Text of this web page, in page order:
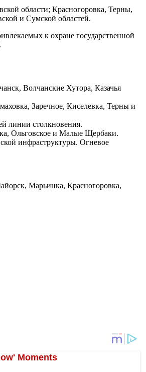
области; Красногоровка, Терны,
и Сумской областей.
к охране государственной
Волчанские Хутора, Казачья
Заречное, Киселевка, Терны и
линии столкновения.
Ольговское и Малые Щербаки.
инфраструктуры. Огневое
Марьинка, Красногоровка,